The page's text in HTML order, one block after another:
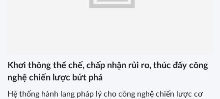
Khơi thông thể chế, chấp nhận rủi ro, thúc đẩy công
nghệ chiến lược bứt phá
Hệ thống hành lang pháp lý cho công nghệ chiến lược cơ